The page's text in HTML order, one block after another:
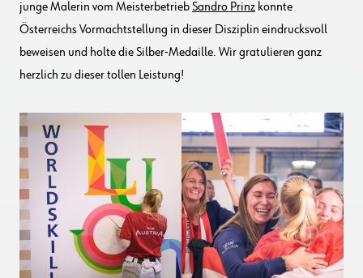
junge Malerin vom MeisterbetriebSandro Prinz konnte
Österreichs Vormachtstellung in dieser Disziplin eindrucksvoll
beweisen und holte die Silber-Medaille. Wir gratulieren ganz
herzlich zu dieser tollen Leistung!